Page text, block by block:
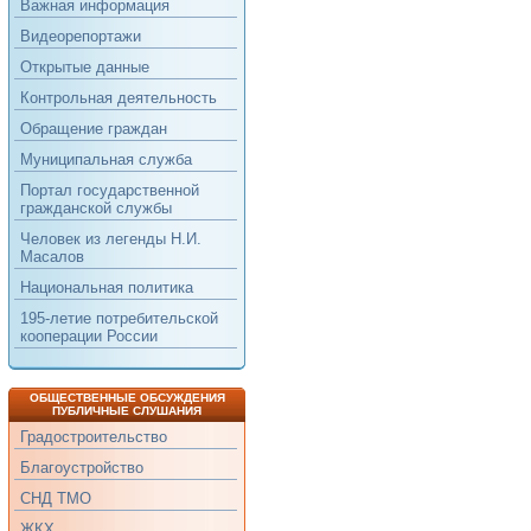
Важная информация
Видеорепортажи
Открытые данные
Контрольная деятельность
Обращение граждан
Муниципальная служба
Портал государственной
гражданской службы
Человек из легенды Н.И.
Масалов
Национальная политика
195-летие потребительской
кооперации России
ОБЩЕСТВЕННЫЕ ОБСУЖДЕНИЯ
ПУБЛИЧНЫЕ СЛУШАНИЯ
Градостроительство
Благоустройство
СНД ТМО